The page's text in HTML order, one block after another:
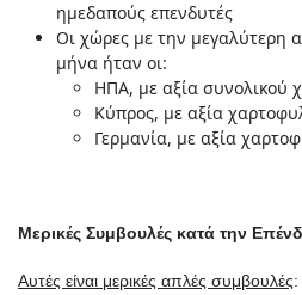
ημεδαπούς επενδυτές
Οι χώρες με την μεγαλύτερη
μήνα ήταν οι:
ΗΠΑ, με αξία συνολικού
Κύπρος, με αξία
Γερμανία, με αξία
Μερικές Συμβουλές κατά την
Αυτές είναι μερικές απλές συμβουλές: